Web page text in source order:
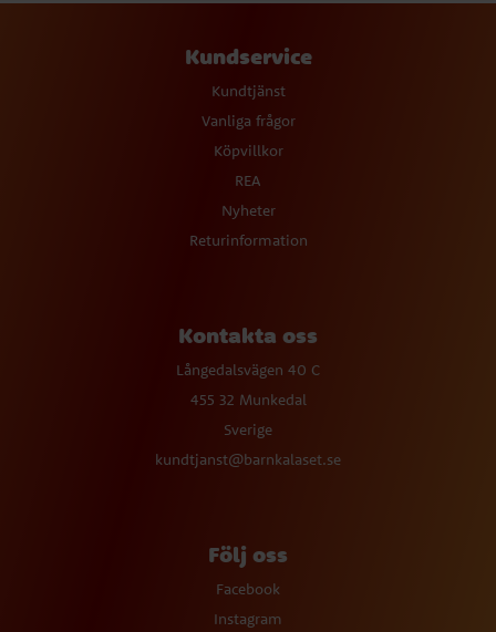
Kundservice
Kundtjänst
Vanliga frågor
Köpvillkor
REA
Nyheter
Returinformation
Kontakta oss
Långedalsvägen 40 C
455 32 Munkedal
Sverige
kundtjanst@barnkalaset.se
Följ oss
Facebook
Instagram